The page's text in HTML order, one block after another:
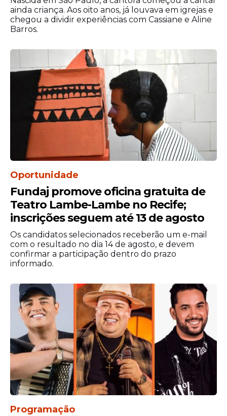
ainda criança. Aos oito anos, já louvava em igrejas e
chegou a dividir experiências com Cassiane e Aline
Barros.
Oportunidade
Fundaj promove oficina gratuita de
Teatro Lambe-Lambe no Recife;
inscrições seguem até 13 de agosto
Os candidatos selecionados receberão um e-mail
com o resultado no dia 14 de agosto, e devem
confirmar a participação dentro do prazo
informado.
Programação